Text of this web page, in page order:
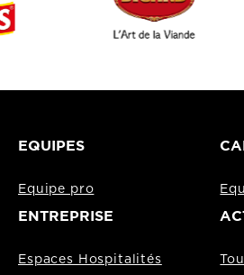
EQUIPES
Equipe pro
ENTREPRISE
Espaces Hospitalités